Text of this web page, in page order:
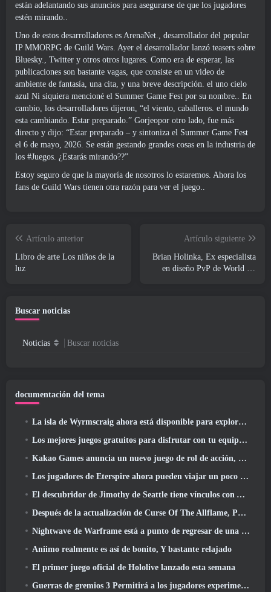
están adelantando sus anuncios para asegurarse de que los jugadores
estén mirando..
Uno de estos desarrolladores es ArenaNet., desarrollador del popular
IP MMORPG de Guild Wars. Ayer el desarrollador lanzó teasers sobre
Bluesky., Twitter y otros otros lugares. Como era de esperar, las
publicaciones son bastante vagas, que consiste en un video de
ambiente de fantasía, una cita, y una breve descripción. el uno cielo
azul Ni siquiera mencioné el Summer Game Fest por su nombre.. En
cambio, los desarrolladores dijeron, “el viento, caballeros. el mundo
esta cambiando. Estar preparado.” Gorjeopor otro lado, fue más
directo y dijo: “Estar preparado – y sintoniza el Summer Game Fest
el 6 de mayo, 2026. Se están gestando grandes cosas en la industria de
los #Juegos. ¿Estarás mirando??”
Estoy seguro de que la mayoría de nosotros lo estaremos. Ahora los
fans de Guild Wars tienen otra razón para ver el juego..
Artículo anterior
Libro de arte Los niños de la
luz
Artículo siguiente
Brian Holinka, Ex especialista
en diseño PvP de World Of
Buscar noticias
Noticias Buscar noticias
documentación del tema
La isla de Wyrmscraig ahora está disponible para explorar en RuneScape de la vieja escuela
Los mejores juegos gratuitos para disfrutar con tu equipo (2026)
Kakao Games anuncia un nuevo juego de rol de acción, doncella guardiana
Los jugadores de Eterspire ahora pueden viajar un poco en el tiempo... como regalo
El descubridor de Jimothy de Seattle tiene vínculos con ArenaNet, Por supuesto que lo agregarán a Guild Wars 2
Después de la actualización de Curse Of The Allflame, Path Of Exile anuncia varios cambios según los comentarios
Nightwave de Warframe está a punto de regresar de una manera impactante
Aniimo realmente es así de bonito, Y bastante relajado
El primer juego oficial de Hololive lanzado esta semana
Guerras de gremios 3 Permitirá a los jugadores experimentar el mundo de Tyria antes de que los dragones ancianos despertaran